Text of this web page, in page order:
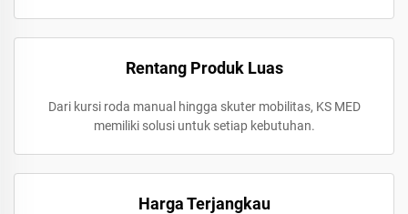
Rentang Produk Luas
Dari kursi roda manual hingga skuter mobilitas, KS MED
memiliki solusi untuk setiap kebutuhan.
Harga Terjangkau